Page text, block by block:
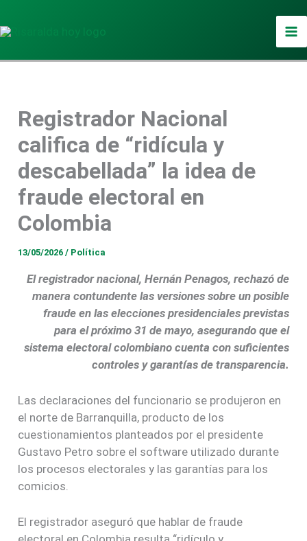
al
Registrador Nacional
califica de “ridícula y
descabellada” la idea de
fraude electoral en
Colombia
13/05/2026/ Política
El registrador nacional, Hernán Penagos, rechazó de
manera contundente las versiones sobre un posible
fraude en las elecciones presidenciales previstas
para el próximo 31 de mayo, asegurando que el
sistema electoral colombiano cuenta con suficientes
controles y garantías de transparencia.
Las declaraciones del funcionario se produjeron en
el norte de Barranquilla, producto de los
cuestionamientos planteados por el presidente
Gustavo Petro sobre el software utilizado durante
los procesos electorales y las garantías para los
comicios.
El registrador aseguró que hablar de fraude